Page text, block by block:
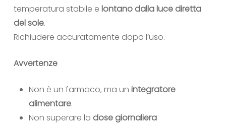
temperatura stabile e lontano dalla luce diretta
del sole.
Richiudere accuratamente dopo l’uso.
Avvertenze
Non è un farmaco, ma un integratore
alimentare.
Non superare la dose giornaliera